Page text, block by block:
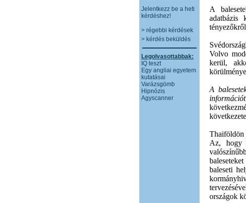
Jelentkezz be a heti
kérdéshez!
> régebbi kérdések
> kérdés beküldés
Legolvasottabbak:
IQ teszt
Egy angliai egyetem
kutatásai
Varázsgömb
Hipnózis
Agyscanner
A
adatbázis
Volvo
kerül,
A
Thaiföldön
Az, hogy
baleseti
országok